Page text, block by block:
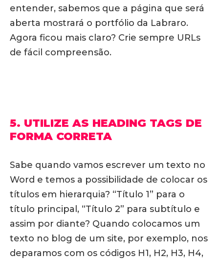
entender, sabemos que a página que será
aberta mostrará o portfólio da Labraro.
Agora ficou mais claro? Crie sempre URLs
de fácil compreensão.
5. UTILIZE AS HEADING TAGS DE
FORMA CORRETA
Sabe quando vamos escrever um texto no
Word e temos a possibilidade de colocar os
títulos em hierarquia? “Título 1” para o
título principal, “Título 2” para subtítulo e
assim por diante? Quando colocamos um
texto no blog de um site, por exemplo, nos
deparamos com os códigos H1, H2, H3, H4,